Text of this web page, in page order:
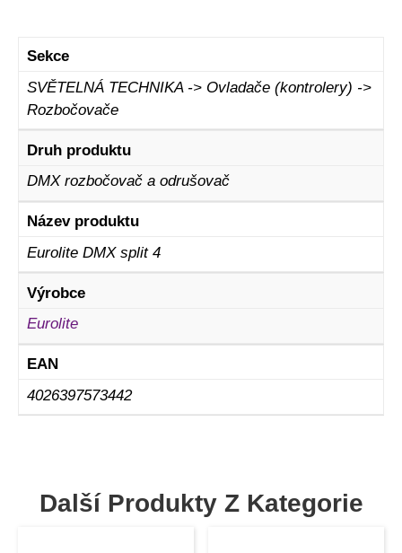
Sekce
SVĚTELNÁ TECHNIKA -> Ovladače (kontrolery) ->
Rozbočovače
Druh produktu
DMX rozbočovač a odrušovač
Název produktu
Eurolite DMX split 4
Výrobce
Eurolite
EAN
4026397573442
Další Produkty Z Kategorie